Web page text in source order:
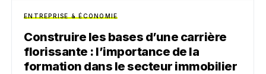
ENTREPRISE & ÉCONOMIE
Construire les bases d’une carrière
florissante : l’importance de la
formation dans le secteur immobilier